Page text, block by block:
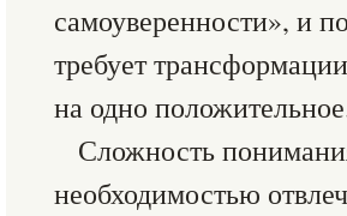
самоуверенности», и
требует
на одно
Сложность
необходимостью